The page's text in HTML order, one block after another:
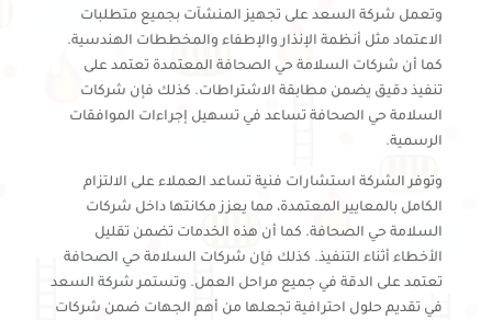
وتعمل شركة السعد على تجهيز المنشآت بجميع متطلبات
الاعتماد مثل أنظمة الإنذار والإطفاء والمخططات الهندسية.
كما أن شركات السلامة حي الصحافة المعتمدة تعتمد على
تنفيذ دقيق يضمن مطابقة الاشتراطات. كذلك فإن شركات
السلامة حي الصحافة تساعد في تسهيل إجراءات الموافقات
الرسمية.
وتوفر الشركة استشارات فنية تساعد العملاء على الالتزام
الكامل بالمعايير المعتمدة، مما يعزز مكانتها داخل شركات
السلامة حي الصحافة. كما أن هذه الخدمات تضمن تقليل
الأخطاء أثناء التنفيذ. كذلك فإن شركات السلامة حي الصحافة
تعتمد على الدقة في جميع مراحل العمل. وتستمر شركة السعد
في تقديم حلول احترافية تجعلها من أهم الجهات ضمن شركات